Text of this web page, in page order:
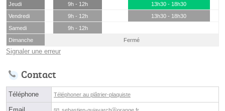
Jeudi
9h - 12h
13h30 - 18h30
Vendredi
9h - 12h
13h30 - 18h30
Samedi
9h - 12h
Dimanche
Fermé
Signaler une erreur
Contact
Téléphone Téléphoner au plâtrier-plaquiste
sebastien-guiavarchⓐorange.fr